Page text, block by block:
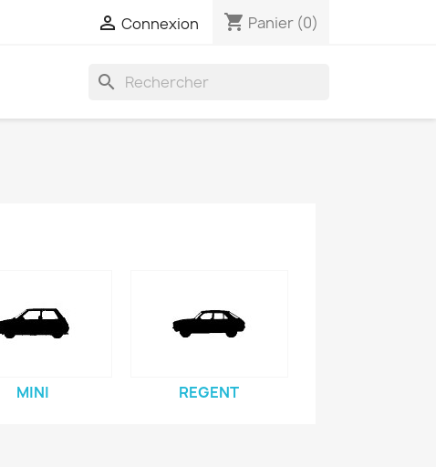
 Connexion shopping_cart Panier (0)
search
MINI REGENT